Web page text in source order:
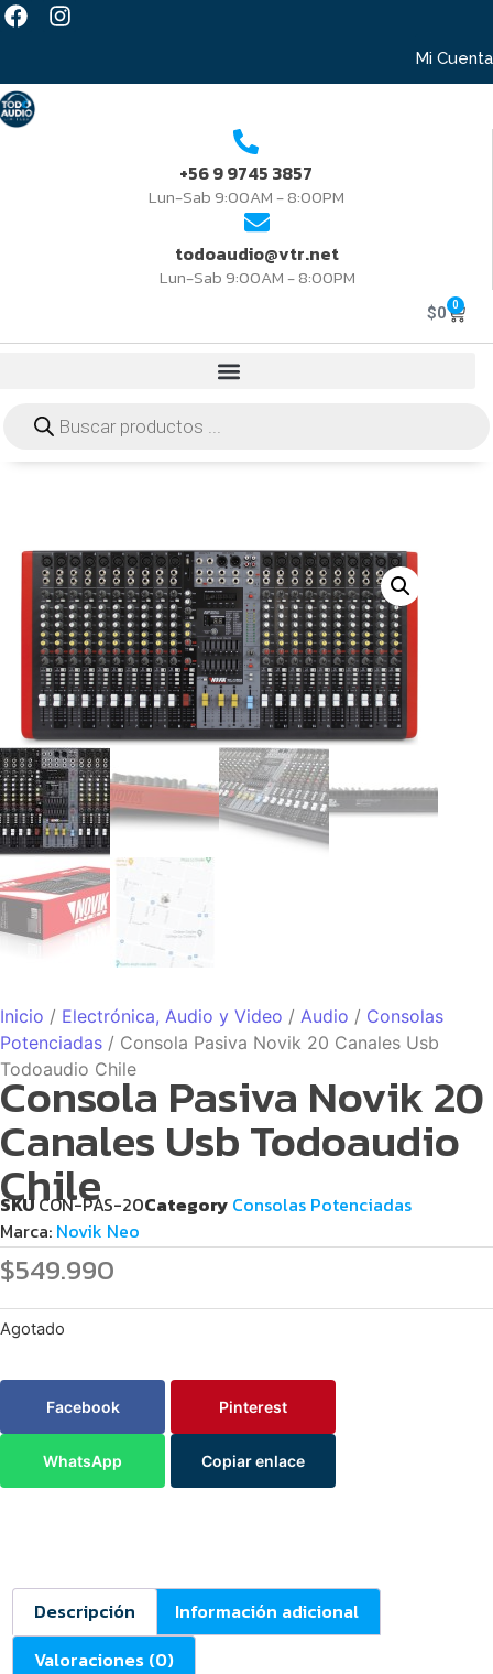
Mi Cuenta
+56 9 9745 3857
Lun-Sab 9:00AM - 8:00PM
todoaudio@vtr.net
Lun-Sab 9:00AM - 8:00PM
$0 0
Inicio / Electrónica, Audio y Video / Audio / Consolas
Potenciadas / Consola Pasiva Novik 20 Canales Usb
Todoaudio Chile
Consola Pasiva Novik 20
Canales Usb Todoaudio
Chile
SKUCON-PAS-20Category Consolas Potenciadas
Marca: Novik Neo
$549.990
Agotado
Facebook Pinterest
WhatsApp Copiar enlace
Descripción
Información adicional
Valoraciones (0)